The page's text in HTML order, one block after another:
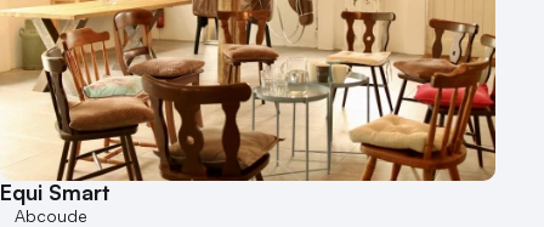
Equi Smart
Abcoude